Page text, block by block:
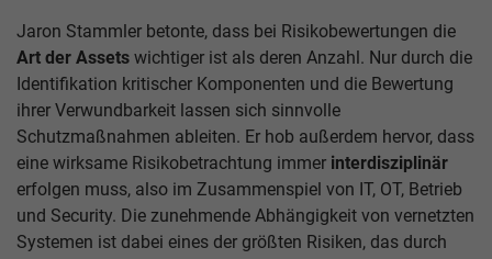
Jaron Stammler betonte, dass bei Risikobewertungen die
Art der Assets wichtiger ist als deren Anzahl. Nur durch die
Identifikation kritischer Komponenten und die Bewertung
ihrer Verwundbarkeit lassen sich sinnvolle
Schutzmaßnahmen ableiten. Er hob außerdem hervor, dass
eine wirksame Risikobetrachtung immer interdisziplinär
erfolgen muss, also im Zusammenspiel von IT, OT, Betrieb
und Security. Die zunehmende Abhängigkeit von vernetzten
Systemen ist dabei eines der größten Risiken, das durch